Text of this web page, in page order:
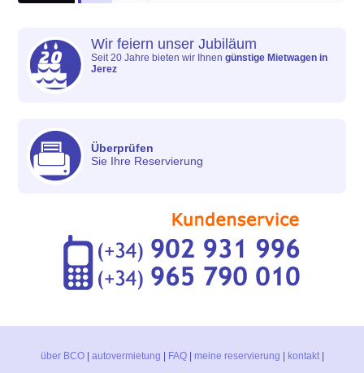
Wir feiern unser Jubiläum
Seit 20 Jahre bieten wir Ihnengünstige Mietwagen in
Jerez
Überprüfen
Sie Ihre Reservierung
über BCO| autovermietung FAQ| meine reservierung kontakt|